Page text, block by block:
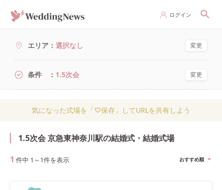
ログイン
エリア 選択なし 変更
条件 1.5次会 変更
気になった式場を「♡保存」してURLを共有しよう
1.5次会 京急東神奈川駅の結婚式・結婚式場
1 件中 1 ～ 1件を表示 おすすめ順